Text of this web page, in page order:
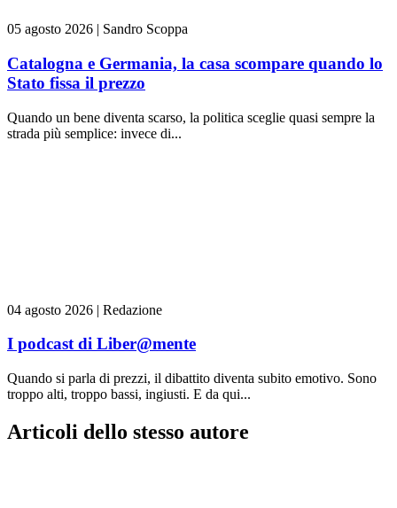
05 agosto 2026 | Sandro Scoppa
Catalogna e Germania, la casa scompare quando lo
Stato fissa il prezzo
Quando un bene diventa scarso, la politica sceglie quasi sempre la
strada più semplice: invece di...
04 agosto 2026 | Redazione
I podcast di Liber@mente
Quando si parla di prezzi, il dibattito diventa subito emotivo. Sono
troppo alti, troppo bassi, ingiusti. E da qui...
Articoli dello stesso autore